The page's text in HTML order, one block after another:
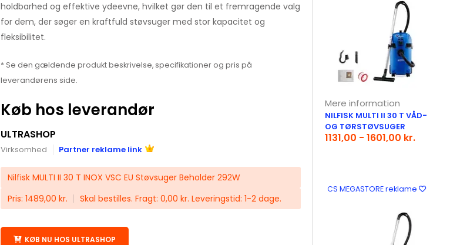
holdbarhed og effektive ydeevne, hvilket gør den til et fremragende valg
for dem, der søger en kraftfuld støvsuger med stor kapacitet og
fleksibilitet.
* Se den gældende produkt beskrivelse, specifikationer og pris på
leverandørens side.
Køb hos leverandør
ULTRASHOP
Virksomhed Partner reklame link
Nilfisk MULTI II 30 T INOX VSC EU Støvsuger Beholder 292W
Pris: 1489,00 kr.
Skal bestilles. Fragt: 0,00 kr. Leveringstid: 1-2 dage.
KØB NU HOS ULTRASHOP
Mere information
NILFISK MULTI II 30 T VÅD-
OG TØRSTØVSUGER
1131,00 - 1601,00 kr.
CS MEGASTORE reklame